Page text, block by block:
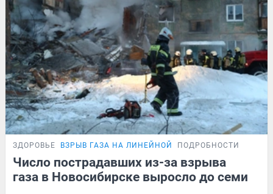
ЗДОРОВЬЕ ВЗРЫВ ГАЗА НА ЛИНЕЙНОЙ ПОДРОБНОСТИ
Число пострадавших из-за взрыва
газа в Новосибирске выросло до семи